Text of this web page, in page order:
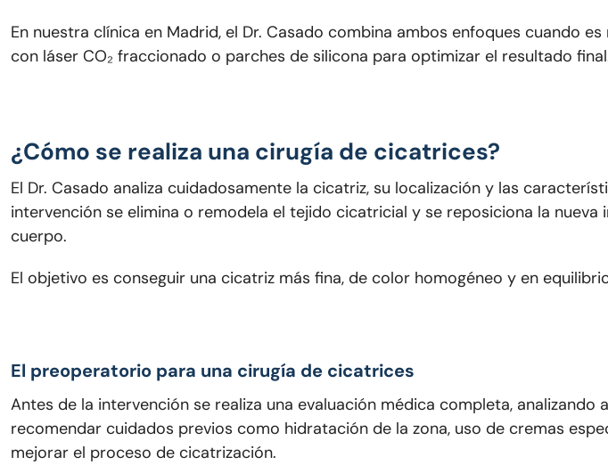
En nuestra clínica en Madrid, el Dr. Casado combina ambos enfoques cuando
con láser CO₂ fraccionado o parches de silicona para optimizar el resultado
¿Cómo se realiza una cirugía de cicatrices?
El Dr. Casado analiza cuidadosamente la cicatriz, su localización y las
intervención se elimina o remodela el tejido cicatricial y se reposiciona la
cuerpo.
El objetivo es conseguir una cicatriz más fina, de color homogéneo y en
El preoperatorio para una cirugía de cicatrices
Antes de la intervención se realiza una evaluación médica completa,
recomendar cuidados previos como hidratación de la zona, uso de cremas
mejorar el proceso de cicatrización.